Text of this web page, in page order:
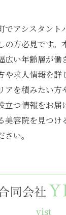
でアシスタント
の方必見です。
広い年齢層が
や求人情報を詳
アを積みたい方
立つ情報をお届
美容院を見つけ
い。
vist